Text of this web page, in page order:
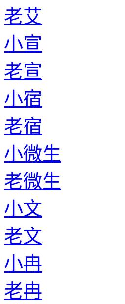
老艾
小宣
老宣
小宿
老宿
小微生
老微生
小文
老文
小冉
老冉